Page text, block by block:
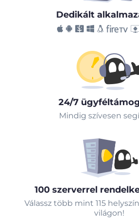
Dedikált
24/7
Mindig szívesen
100 szerverrel
Válassz több mint 115
világon!